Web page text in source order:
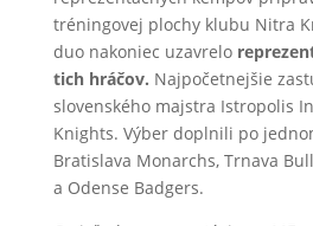
tréningovej plochy klubu Nitra
duo nakoniec uzavrelo
tich hráčov. Najpočetnejšie
slovenského majstra Istropolis
Knights. Výber doplnili po
Bratislava Monarchs, Trnava
a Odense Badgers.